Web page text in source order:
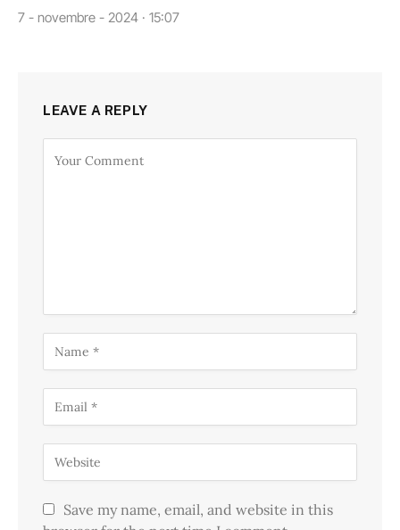
7 - novembre - 2024 · 15:07
LEAVE A REPLY
Save my name, email, and website in this